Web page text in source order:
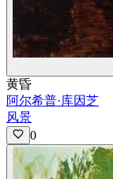
黄昏
阿尔希普·库因芝
风景
0